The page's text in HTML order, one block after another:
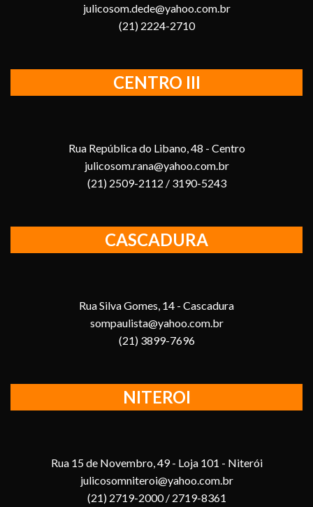
julicosom.dede@yahoo.com.br
(21) 2224-2710
CENTRO III
Rua República do Libano, 48 - Centro
julicosom.rana@yahoo.com.br
(21) 2509-2112 / 3190-5243
CASCADURA
Rua Silva Gomes, 14 - Cascadura
sompaulista@yahoo.com.br
(21) 3899-7696
NITEROI
Rua 15 de Novembro, 49 - Loja 101 - Niterói
julicosomniteroi@yahoo.com.br
(21) 2719-2000 / 2719-8361